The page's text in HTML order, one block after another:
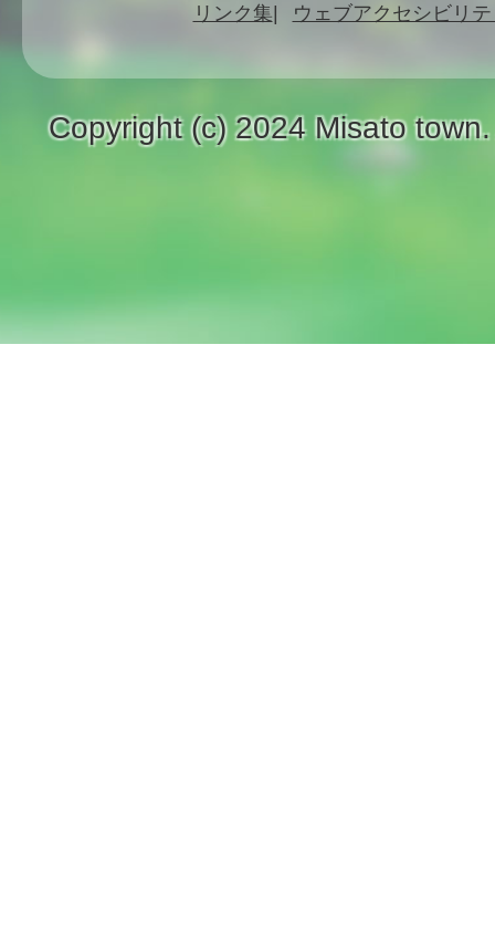
リンク集 ウェブアクセシビリ
Copyright (c) 2024 Misato